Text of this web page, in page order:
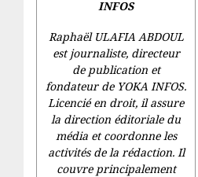
INFOS
Raphaël ULAFIA ABDOUL
est journaliste, directeur
de publication et
fondateur de YOKA INFOS.
Licencié en droit, il assure
la direction éditoriale du
média et coordonne les
activités de la rédaction. Il
couvre principalement